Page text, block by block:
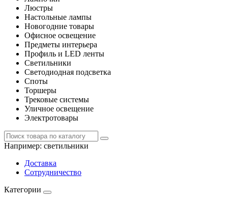
Люстры
Настольные лампы
Новогодние товары
Офисное освещение
Предметы интерьера
Профиль и LED ленты
Светильники
Светодиодная подсветка
Споты
Торшеры
Трековые системы
Уличное освещение
Электротовары
Например: светильники
Доставка
Сотрудничество
Категории